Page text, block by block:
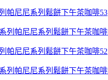
帕尼尼系列鬆餅下午茶咖啡53
帕尼尼系列鬆餅下午茶咖啡52